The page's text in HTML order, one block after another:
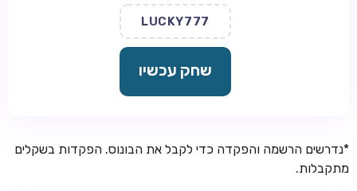
LUCKY777
שחק עכשיו
*נדרשים הרשמה והפקדה כדי לקבל את הבונוס. הפקדות בשקלים
מתקבלות.